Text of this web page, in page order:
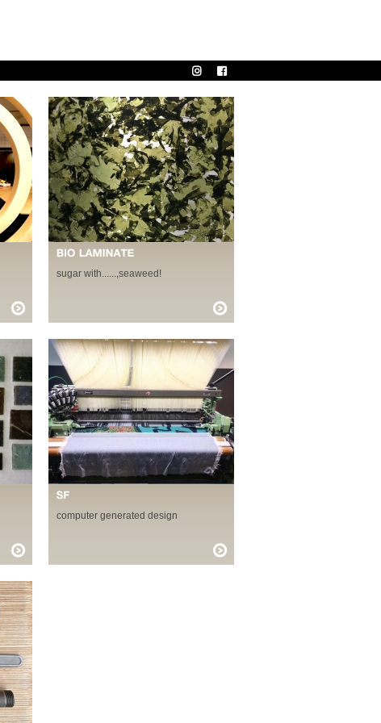
sugar with......,seaweed!
computer generated design